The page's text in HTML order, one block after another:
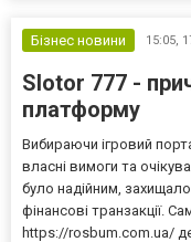
не...
Бізнес новини 15:05,
Slotor 777 -
платформу
Вибираючи ігровий
власні вимоги та
було надійним,
фінансові транзакції.
https://rosbum.com.ua/